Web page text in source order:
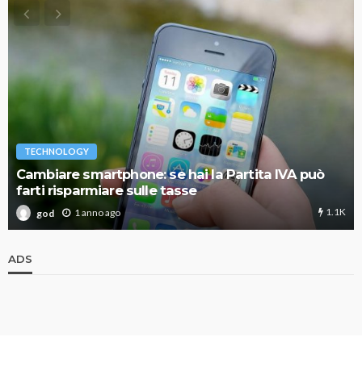
TECHNOLOGY
Cambiare smartphone: se hai la Partita IVA può
farti risparmiare sulle tasse
god 1 anno ago 1.1K
ADS